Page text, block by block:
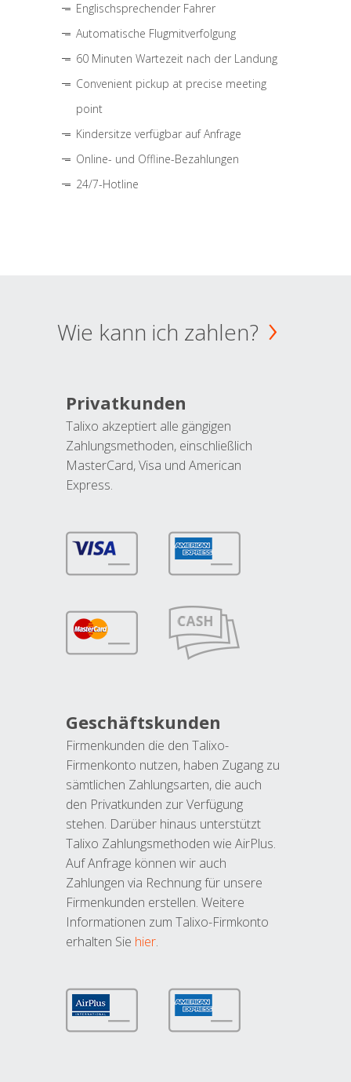
Englischsprechender Fahrer
Automatische Flugmitverfolgung
60 Minuten Wartezeit nach der Landung
Convenient pickup at precise meeting
point
Kindersitze verfügbar auf Anfrage
Online- und Offline-Bezahlungen
24/7-Hotline
Wie kann ich zahlen?
Privatkunden
Talixo akzeptiert alle gängigen
Zahlungsmethoden, einschließlich
MasterCard, Visa und American
Express.
Geschäftskunden
Firmenkunden die den Talixo-
Firmenkonto nutzen, haben Zugang zu
sämtlichen Zahlungsarten, die auch
den Privatkunden zur Verfügung
stehen. Darüber hinaus unterstützt
Talixo Zahlungsmethoden wie AirPlus.
Auf Anfrage können wir auch
Zahlungen via Rechnung für unsere
Firmenkunden erstellen. Weitere
Informationen zum Talixo-Firmkonto
erhalten Sie hier.